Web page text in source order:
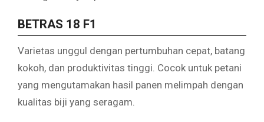
BETRAS 18 F1
Varietas unggul dengan pertumbuhan cepat, batang
kokoh, dan produktivitas tinggi. Cocok untuk petani
yang mengutamakan hasil panen melimpah dengan
kualitas biji yang seragam.